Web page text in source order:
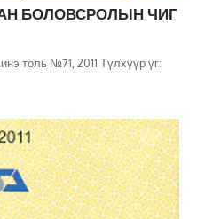
БОЛОВСРОЛЫН ЧИГ
толь №71, 2011 Түлхүүр үг: